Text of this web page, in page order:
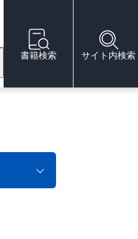
書籍検索 サイト内検索